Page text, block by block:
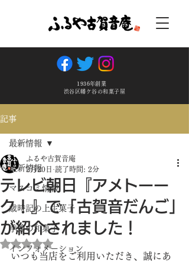
1936年創業
渋谷区幡ケ谷の和菓子屋
記事
最新情報
マスコミ情報
歳時記の上生菓子
季節の和菓子
インフォメーション
最新情報
テレビ朝日『アメトーー
ク！』で「古賀音だんご」
が紹介されました！
ふるや古賀音庵
2月20日 読了時間: 2分
5つ星のうちNaNと評価されています。
いつも当店をご利用いただき、誠にあ